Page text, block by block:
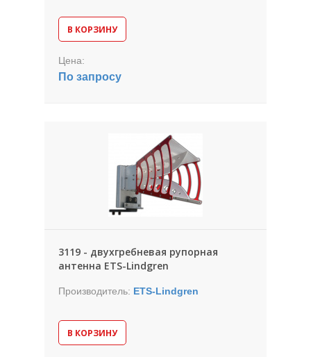
В КОРЗИНУ
Цена:
По запросу
3119 - двухгребневая рупорная
антенна ETS-Lindgren
Производитель: ETS-Lindgren
В КОРЗИНУ